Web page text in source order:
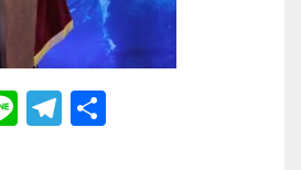
LineTelegram